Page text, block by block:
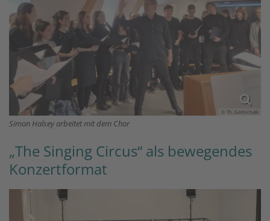
© Th. Gottschalk
Simon Halsey arbeitet mit dem Chor
„The Singing Circus“ als bewegendes
Konzertformat